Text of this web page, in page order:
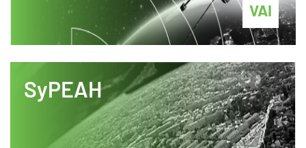
VAI
SyPEAH